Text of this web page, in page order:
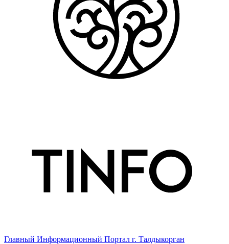
Главный Информационный Портал г. Талдыкорган